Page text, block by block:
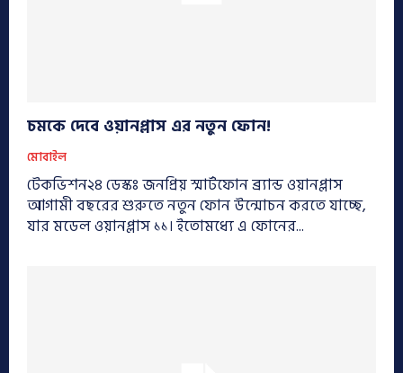
চমকে দেবে ওয়ানপ্লাস এর নতুন ফোন!
মোবাইল
টেকভিশন২৪ ডেস্কঃ জনপ্রিয় স্মার্টফোন ব্র্যান্ড ওয়ানপ্লাস
আগামী বছরের শুরুতে নতুন ফোন উন্মোচন করতে যাচ্ছে,
যার মডেল ওয়ানপ্লাস ১১। ইতোমধ্যে এ ফোনের...